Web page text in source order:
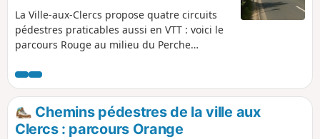
La Ville-aux-Clercs propose quatre circuits
pédestres praticables aussi en VTT : voici le
parcours Rouge au milieu du Perche
Chemins pédestres de la ville aux
Clercs : parcours Orange